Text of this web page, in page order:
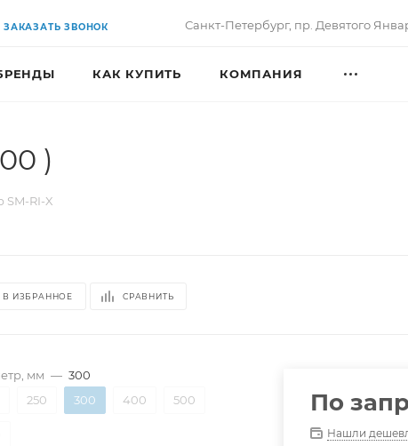
ЗАКАЗАТЬ ЗВОНОК Санкт-Петербург, пр. Девятого
КАК КУПИТЬ КОМПАНИЯ
)
SM-RI-X
В ИЗБРАННОЕ СРАВНИТЬ
мм — 300
250 300 400 500 По
Нашли